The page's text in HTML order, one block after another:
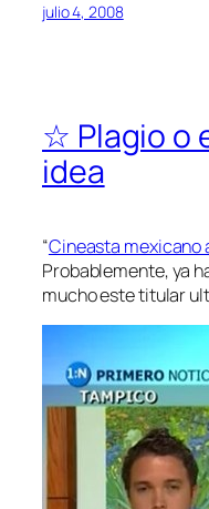
julio 4, 2008
☆ Plagio o
idea
“Cineasta mexicano
Probablemente, ya
mucho este titular